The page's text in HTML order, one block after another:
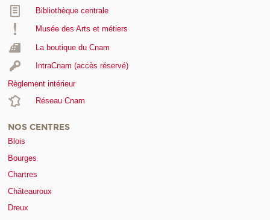
Bibliothèque centrale
Musée des Arts et métiers
La boutique du Cnam
IntraCnam (accès réservé)
Règlement intérieur
Réseau Cnam
NOS CENTRES
Blois
Bourges
Chartres
Châteauroux
Dreux